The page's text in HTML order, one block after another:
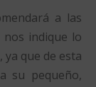
a las
nos indique lo
que de esta
su pequeño,